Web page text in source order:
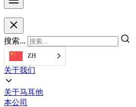
搜索...
ZH
关于我们
关于马耳他
本公司